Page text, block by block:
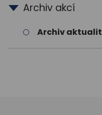
Archiv akcí
Archiv aktualit